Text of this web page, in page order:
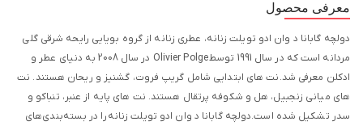
معرفی محصول
دولچه گابانا د وان ادو تویلت زنانه، عطری زنانه از گروه بویایی رایحه شرقی گلی
مردانه است که در سال 1991 توسط Olivier Polge در سال 2008 به دنیای عطر و
ادکلن معرفی شد.نت های ابتدایی شامل گریپ فروت، گشنیز و ریحان هستند. نت
های میانی زنجبیل، هل و شکوفه پرتقال هستند. نت های پایه از عنبر، تنباکو و
سدر تشکیل شده است.دولچه گابانا د وان ادو تویلت زنانه را در بسته‌بندی‌های